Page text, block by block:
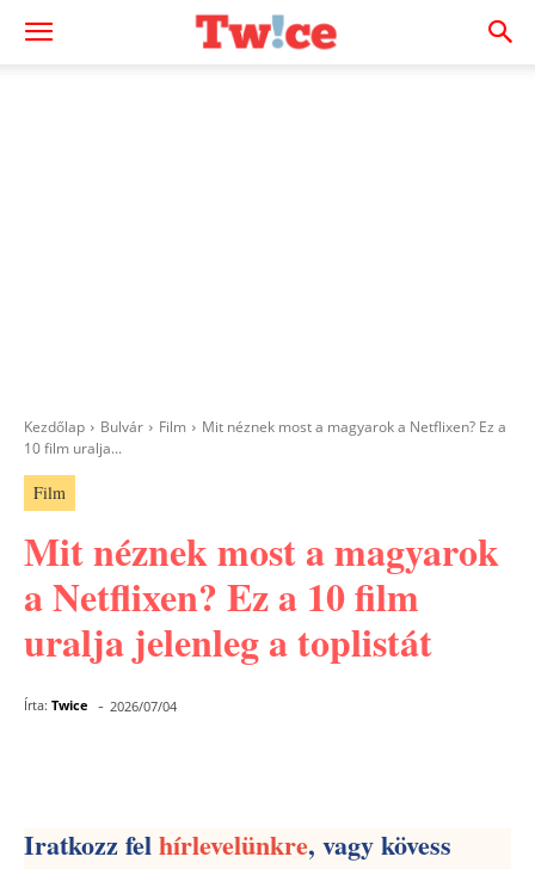
Kezdőlap Bulvár Film
Mit néznek most a magyarok a Netflixen? Ez a
10 film uralja...
Film
Mit néznek most a magyarok
a Netflixen? Ez a 10 film
uralja jelenleg a toplistát
Írta: Twice - 2026/07/04
Iratkozz felhírlevelünkre, vagy kövess